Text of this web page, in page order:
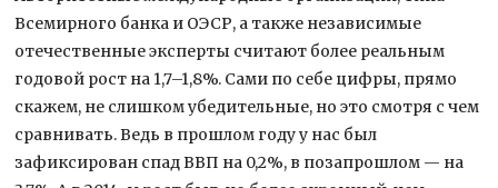
Всемирного банка и ОЭСР, а также независимые
отечественные эксперты считают более реальным
годовой рост на 1,7–1,8%. Сами по себе цифры, прямо
скажем, не слишком убедительные, но это смотря с чем
сравнивать. Ведь в прошлом году у нас был
зафиксирован спад ВВП на 0,2%, в позапрошлом — на